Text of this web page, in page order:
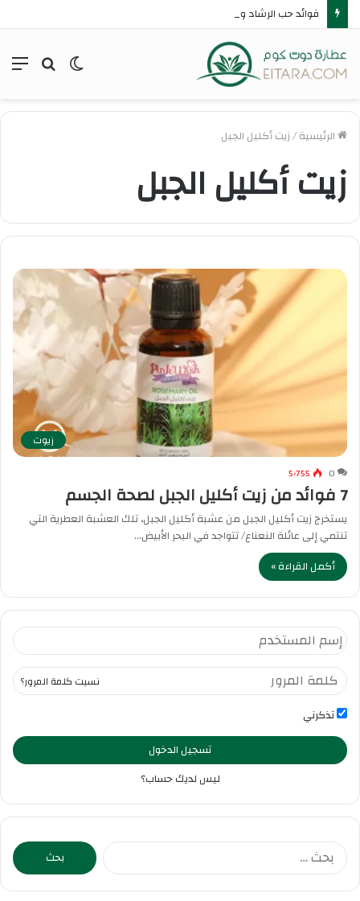
بحث الوضع
الرئيسية/زيت أكليل الجبل
زيت أكليل الجبل
زيوت
0
5٬755
7 فوائد من زيت أكليل الجبل لصحة الجسم
يستخرج زيت أكليل الجبل من عشبة أكليل الجبل، تلك العشبة العطرية التي
تنتمي إلى عائلة النعناع/ تتواجد في البحر الأبيض…
أكمل القراءة »
نسيت كلمة المرور؟
تذكرني
تسجيل الدخول
ليس لديك حساب؟
البحث
عن: